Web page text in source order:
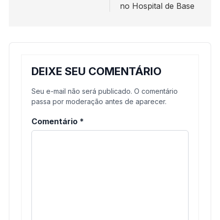
no Hospital de Base
DEIXE SEU COMENTÁRIO
Seu e-mail não será publicado. O comentário
passa por moderação antes de aparecer.
Comentário *